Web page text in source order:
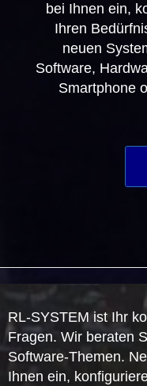
bei Ihnen ein,
Ihren
neuen
Software,
Smartphone
RL-SYSTEM ist Ihr
Fragen. Wir beraten
Software-Themen.
Ihnen ein,